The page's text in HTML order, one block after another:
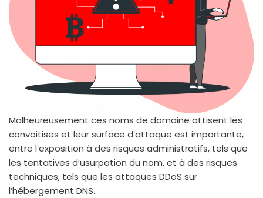
Malheureusement ces noms de domaine attisent les
convoi­tises et leur sur­face d’attaque est impor­tante,
entre l’exposition à des risques admi­nis­tra­tifs, tels que
les ten­ta­tives d’usurpation du nom, et à des risques
tech­niques, tels que les attaques DDoS sur
l’hébergement DNS.